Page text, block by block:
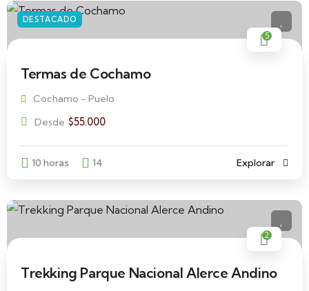
DESTACADO
5
Termas de Cochamo
Cochamo - Puelo
Desde $55.000
10 horas 14 Explorar
2
Trekking Parque Nacional Alerce Andino